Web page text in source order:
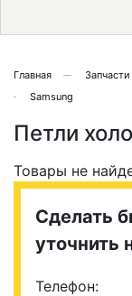
Главная
Samsung
Петли
Товары не
Сделать
уточнить
Телефон: